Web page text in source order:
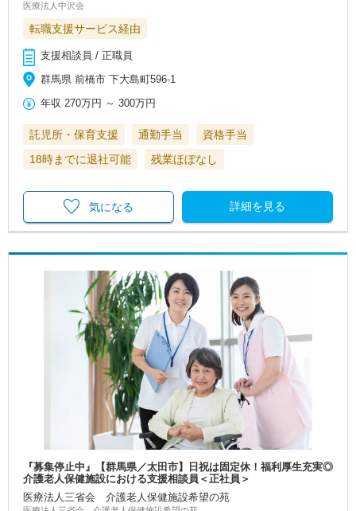
医療法人中沢会
転職支援サービス経由
支援相談員 / 正職員
群馬県 前橋市 下大島町596-1
年収 270万円 ～300万円
託児所・保育支援 通勤手当
資格手当
18時までに退社可能
残業ほぼなし
詳細を見る
気になる
『募集停止中』【群馬県／太田市】日祝は固定休！福利厚生充実◎
介護老人保健施設における支援相談員＜正社員＞
医療法人三省会 介護老人保健施設希望の苑